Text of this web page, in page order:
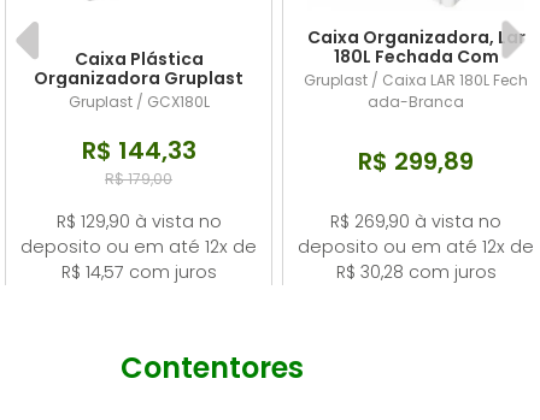
DETERGENTE UP PRO EXPERT
LAVANDERIA
USO GERAL
VASSOURA
WD-40
LIXEIRA SEM TAMPA
LIXEIRAS BASCULANTE- GRUPLAST
SUPORTE PARA COPO DESCARTÁVEL
Caixa Plástica
Organizadora Gruplast
180L Empilhavel Preta
Sem Tampa
Gruplast / GCX180L
R$ 144,33
R$ 179,00
R$ 129,90 à vista no
deposito ou em até 12x de
R$ 14,57 com juros
Caixa Organizadora, Lar
180L Fechada Com
Tampa Branca
Gruplast / Caixa LAR 180L Fech
ada-Branca
R$ 299,89
R$ 269,90 à vista no
deposito ou em até 12x de
R$ 30,28 com juros
Contentores